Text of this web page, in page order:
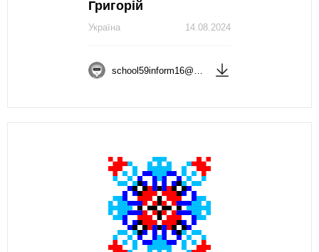
Григорій
14.08.2024
Україна
school59inform16@gmail.com